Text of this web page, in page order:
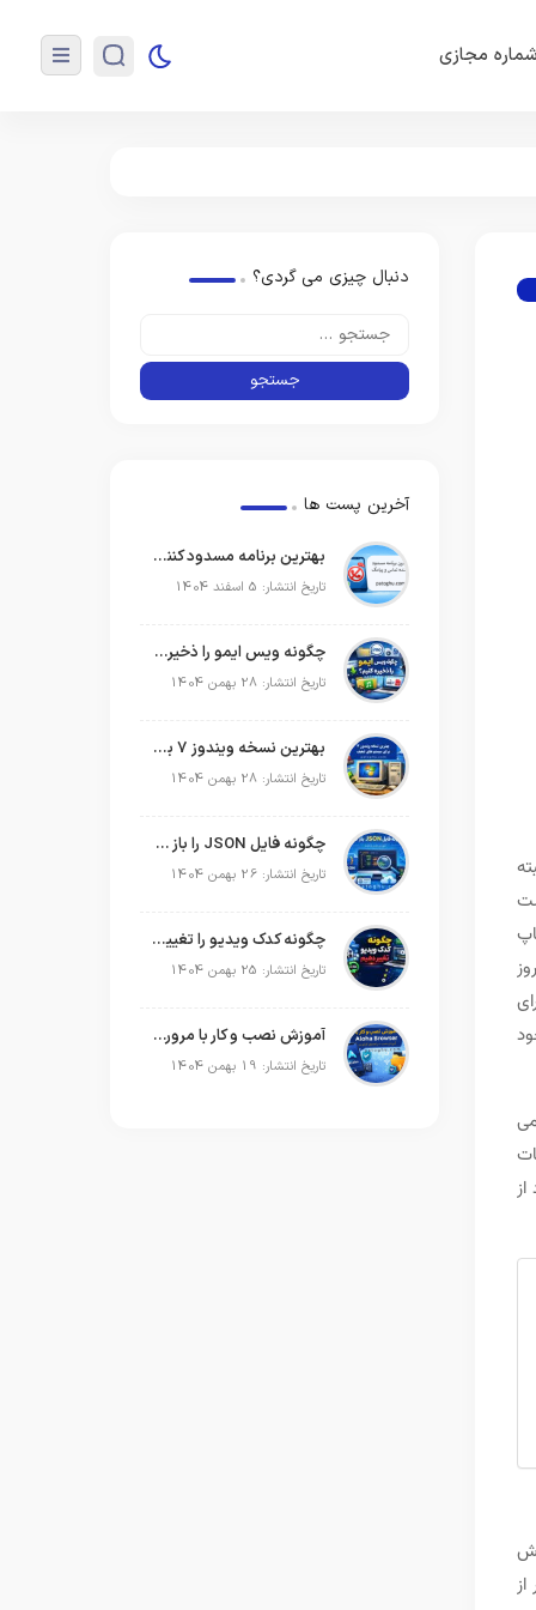
مجازی
می
جویی کنید. در ادامه به 6 مورد از
دنبال چیزی می گردی؟
آخرین پست ها
بهترین برنامه مسدود کننده تماس و پیامک در سال 2026
تاریخ انتشار: 5 اسفند 1404
چگونه ویس ایمو را ذخیره کنیم؟
تاریخ انتشار: 28 بهمن 1404
بهترین نسخه ویندوز 7 برای سیستم های ضعیف
تاریخ انتشار: 28 بهمن 1404
چگونه فایل JSON را باز کنیم؟
تاریخ انتشار: 26 بهمن 1404
چگونه کدک ویدیو را تغییر دهیم؟
تاریخ انتشار: 25 بهمن 1404
آموزش نصب و کار با مرورگر Aloha Browser
تاریخ انتشار: 19 بهمن 1404